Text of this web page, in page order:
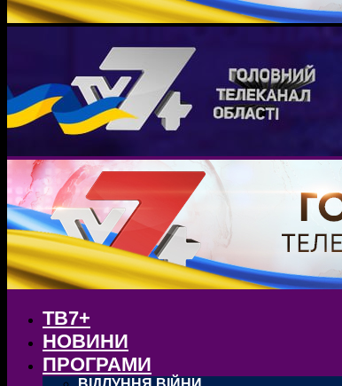
ТВ7+
НОВИНИ
ПРОГРАМИ